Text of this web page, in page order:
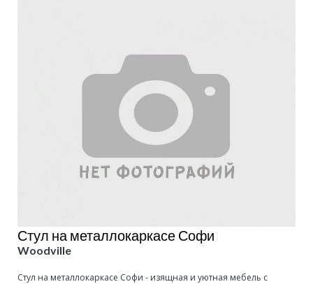
Стул на металлокаркасе Софи
Woodville
Стул на металлокаркасе Софи - изящная и уютная мебель с